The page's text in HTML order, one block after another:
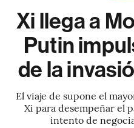
Xi llega a
Putin
de la
El viaje de supone el
Xi para desempeñar el
intento de